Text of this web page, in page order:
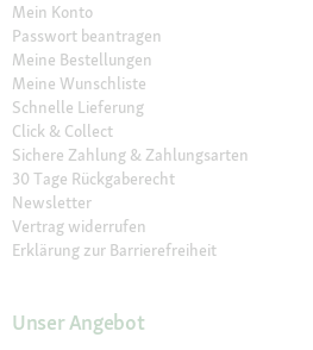
Mein Konto
Passwort beantragen
Meine Bestellungen
Meine Wunschliste
Schnelle Lieferung
Click & Collect
Sichere Zahlung & Zahlungsarten
30 Tage Rückgaberecht
Newsletter
Vertrag widerrufen
Erklärung zur Barrierefreiheit
Unser Angebot